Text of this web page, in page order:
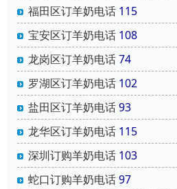
福田区订羊奶电话 115
宝安区订羊奶电话 108
龙岗区订羊奶电话74
罗湖区订羊奶电话 102
盐田区订羊奶电话93
龙华区订羊奶电话 115
深圳订购羊奶电话 103
蛇口订购羊奶电话97